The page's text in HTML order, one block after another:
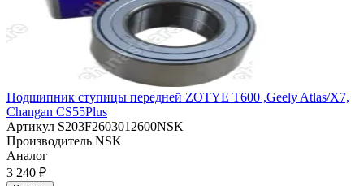
Подшипник ступицы передней ZOTYE T600 ,Geely Atlas/X7,
Changan CS55Plus
Артикул S203F2603012600NSK
Производитель NSK
Аналог
3 240 ₽